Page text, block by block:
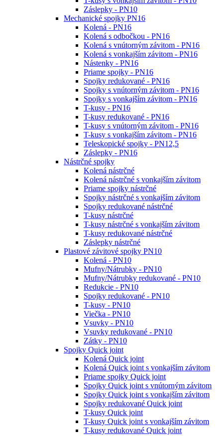
Záslepky - PN10
Mechanické spojky PN16
Kolená - PN16
Kolená s odbočkou - PN16
Kolená s vnútorným závitom - PN16
Kolená s vonkajším závitom - PN16
Nástenky - PN16
Priame spojky - PN16
Spojky redukované - PN16
Spojky s vnútorným závitom - PN16
Spojky s vonkajším závitom - PN16
T-kusy - PN16
T-kusy redukované - PN16
T-kusy s vnútorným závitom - PN16
T-kusy s vonkajším závitom - PN16
Teleskopické spojky - PN12,5
Záslepky - PN16
Nástrčné spojky
Kolená nástrčné
Kolená nástrčné s vonkajším závitom
Priame spojky nástrčné
Spojky nástrčné s vonkajším závitom
Spojky redukované nástrčné
T-kusy nástrčné
T-kusy nástrčné s vonkajším závitom
T-kusy redukované nástrčné
Záslepky nástrčné
Plastové závitové spojky PN10
Kolená - PN10
Mufny/Nátrubky - PN10
Mufny/Nátrubky redukované - PN10
Redukcie - PN10
Spojky redukované - PN10
T-kusy - PN10
Viečka - PN10
Vsuvky - PN10
Vsuvky redukované - PN10
Zátky - PN10
Spojky Quick joint
Kolená Quick joint
Kolená Quick joint s vonkajším závitom
Priame spojky Quick joint
Spojky Quick joint s vnútorným závitom
Spojky Quick joint s vonkajším závitom
Spojky redukované Quick joint
T-kusy Quick joint
T-kusy Quick joint s vonkajším závitom
T-kusy redukované Quick joint